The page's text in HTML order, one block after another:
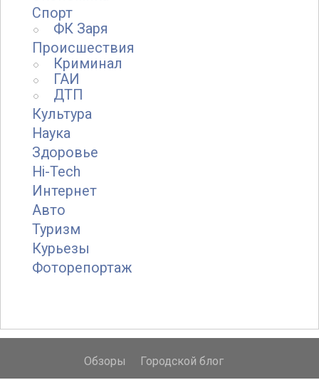
Спорт
ФК Заря
Происшествия
Криминал
ГАИ
ДТП
Культура
Наука
Здоровье
Hi-Tech
Интернет
Авто
Туризм
Курьезы
Фоторепортаж
Обзоры Городской блог